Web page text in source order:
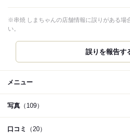
※串焼 しまちゃんの店舗情報に誤りがある場
い。
誤りを報告す
メニュー
写真 （109）
口コミ （20）